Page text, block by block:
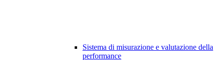
Sistema di misurazione e valutazione della
performance